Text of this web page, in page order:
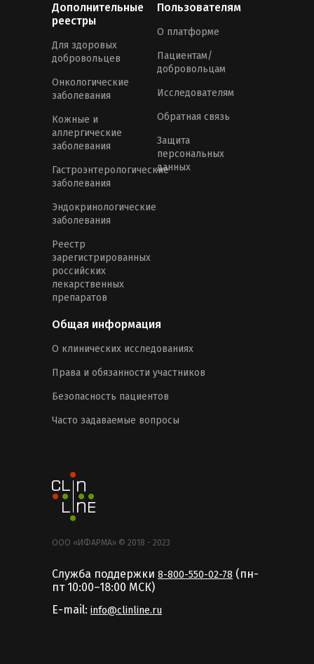
Дополнительные
реестры
Для здоровых
добровольцев
Онкологические
заболевания
Кожные и
аллергические
заболевания
Гастроэнтерологические
заболевания
Эндокринологические
заболевания
Реестр
зарегистрированных
российских
лекарственных
препаратов
Пользователям
О платформе
Пациентам/
добровольцам
Исследователям
Обратная связь
Защита
персональных
данных
Общая информация
О клинических исследованиях
Права и обязанности участников
Безопасность пациентов
Часто задаваемые вопросы
ООО «ИФАРМА» © 2018 - 2023
Служба поддержки 8-800-550-02-78 (пн-
пт 10:00–18:00 MCК)
E-mail: info@clinline.ru